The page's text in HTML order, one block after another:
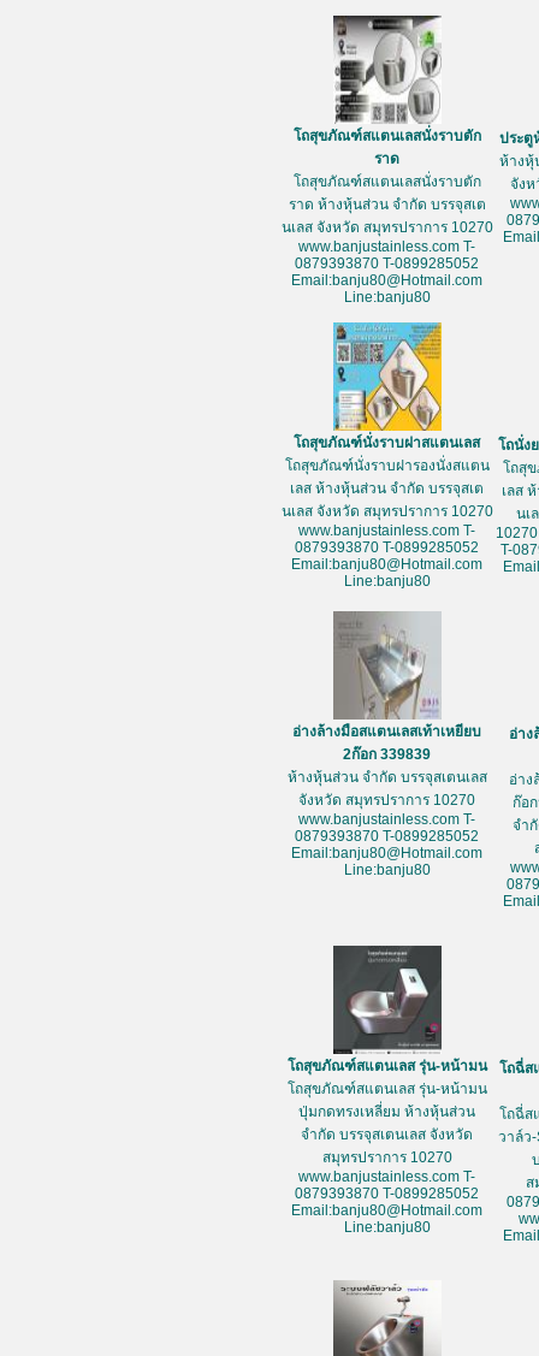
โถสุขภัณฑ์สแตนเลสนั่งราบตัก
ราด
โถสุขภัณฑ์สแตนเลสนั่งราบตัก
ราด ห้างหุ้นส่วน จำกัด บรรจุสเต
นเลส จังหวัด สมุทรปราการ 10270
www.banjustainless.com T-
0879393870 T-0899285052
Email:banju80@Hotmail.com
Line:banju80
ประตู
ห้างหุ้
จังห
โถสุขภัณฑ์นั่งราบฝาสแตนเลส
โถสุขภัณฑ์นั่งราบฝารองนั่งสแตน
เลส ห้างหุ้นส่วน จำกัด บรรจุสเต
นเลส จังหวัด สมุทรปราการ 10270
www.banjustainless.com T-
0879393870 T-0899285052
Email:banju80@Hotmail.com
Line:banju80
โถนั่ง
โถสุ
เลส
นเ
T-
อ่างล้างมือสแตนเลสเท้าเหยียบ
2ก๊อก 339839
ห้างหุ้นส่วน จำกัด บรรจุสเตนเลส
จังหวัด สมุทรปราการ 10270
www.banjustainless.com T-
0879393870 T-0899285052
Email:banju80@Hotmail.com
Line:banju80
อ่าง
อ่าง
ก๊อ
จำ
โถสุขภัณฑ์สแตนเลส รุ่น-หน้ามน
โถสุขภัณฑ์สแตนเลส รุ่น-หน้ามน
ปุ่มกดทรงเหลี่ยม ห้างหุ้นส่วน
จำกัด บรรจุสเตนเลส จังหวัด
สมุทรปราการ 10270
www.banjustainless.com T-
0879393870 T-0899285052
Email:banju80@Hotmail.com
Line:banju80
โถฉี่ส
โถฉี่ส
วาล์ว
ส